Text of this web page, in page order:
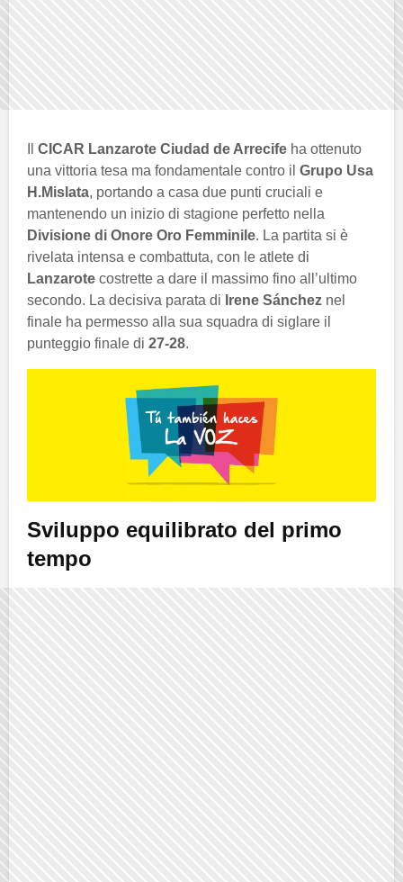
CICAR Lanzarote Ciudad de Arrecife ha ottenuto
una vittoria tesa ma fondamentale contro il Grupo Usa
H.Mislata, portando a casa due punti cruciali e
mantenendo un inizio di stagione perfetto nella
Divisione di Onore Oro Femminile. La partita si è
rivelata intensa e combattuta, con le atlete di
Lanzarote costrette a dare il massimo fino all’ultimo
secondo. La decisiva parata di Irene Sánchez nel
finale ha permesso alla sua squadra di siglare il
punteggio finale di 27-28.
Sviluppo equilibrato del primo
tempo